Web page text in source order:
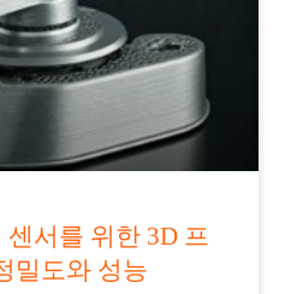
서를 위한 3D 프
밀도와 성능